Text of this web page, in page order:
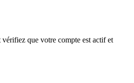
que votre compte est actif et